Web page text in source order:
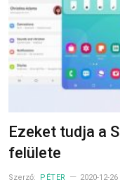
Ezeket tudja a
felülete
Szerző: PÉTER 2020-12-26